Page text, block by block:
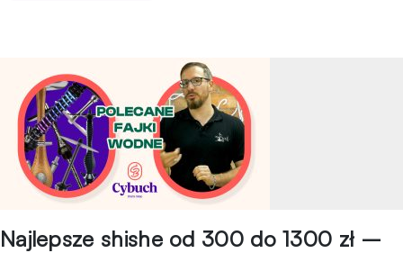
Najlepsze shishe od 300 do 1300 zł –